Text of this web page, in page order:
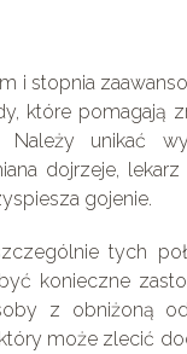
i stopnia
które
Należy unikać
dojrzeje,
gojenie.
tych
konieczne
z obniżoną
może zlecić